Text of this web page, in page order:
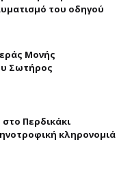
του οδηγού
Μονής
Σωτήρος
Περδικάκι
κληρονομιά